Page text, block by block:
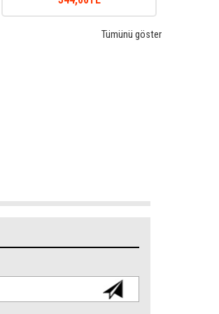
Tümünü göster